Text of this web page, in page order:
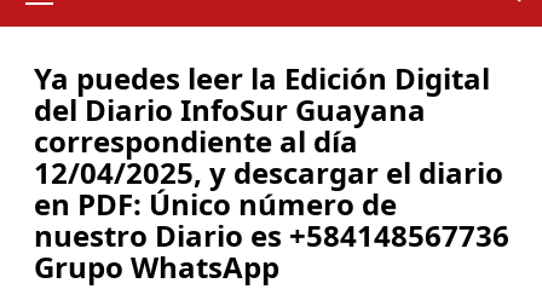
Ya puedes leer la Edición Digital
del Diario InfoSur Guayana
correspondiente al día
12/04/2025, y descargar el diario
en PDF: Único número de
nuestro Diario es +584148567736
Grupo WhatsApp